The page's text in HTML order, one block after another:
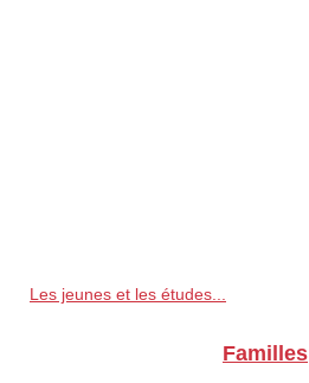
Les jeunes et les études...
Familles